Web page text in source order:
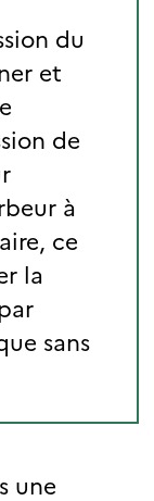
du
et
de
à
ce
la
sans
une